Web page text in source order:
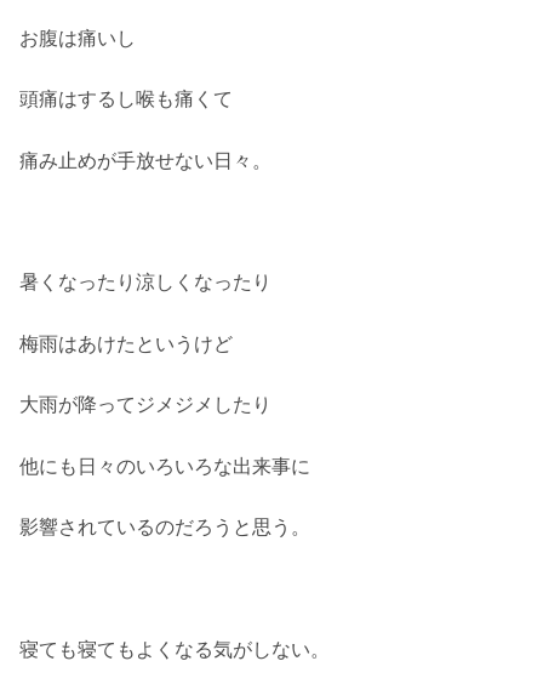
お腹は痛いし
頭痛はするし喉も痛くて
痛み止めが手放せない日々。
暑くなったり涼しくなったり
梅雨はあけたというけど
大雨が降ってジメジメしたり
他にも日々のいろいろな出来事に
影響されているのだろうと思う。
寝ても寝てもよくなる気がしない。